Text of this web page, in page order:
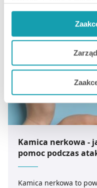
do prawidłowego
funkcjonalności. W
korzystasz z naszej
do naszych Partnerów
Jeżeli chcesz
niektóre dodatkowe
zbieranie danych o
preferowanych przez
zgodami
Możesz również kliknąć
będzie oznaczało, że
pozyskiwanie od
dla funkcjonowania
krzyża?
Kamica nerkowa -
pomoc podczas
Kamica nerkowa to